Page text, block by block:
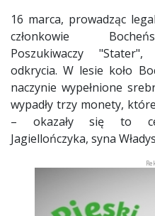
16 marca, prowadząc
członkowie
Poszukiwaczy "Stater",
odkrycia. W lesie koło
naczynie wypełnione
wypadły trzy monety,
– okazały się to
Jagiellończyka, syna